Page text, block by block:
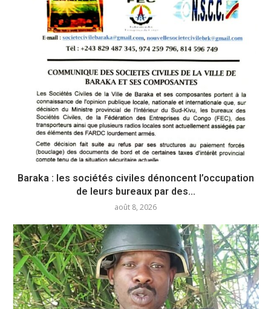
Baraka : les sociétés civiles dénoncent l’occupation
de leurs bureaux par des...
août 8, 2026